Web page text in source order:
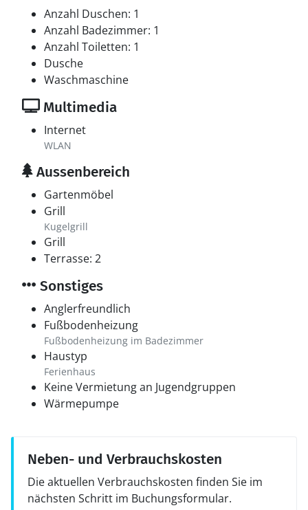
Anzahl Duschen: 1
Anzahl Badezimmer: 1
Anzahl Toiletten: 1
Dusche
Waschmaschine
Multimedia
Internet
WLAN
Aussenbereich
Gartenmöbel
Grill
Kugelgrill
Grill
Terrasse: 2
Sonstiges
Anglerfreundlich
Fußbodenheizung
Fußbodenheizung im Badezimmer
Haustyp
Ferienhaus
Keine Vermietung an Jugendgruppen
Wärmepumpe
Neben- und Verbrauchskosten
Die aktuellen Verbrauchskosten finden Sie im
nächsten Schritt im Buchungsformular.